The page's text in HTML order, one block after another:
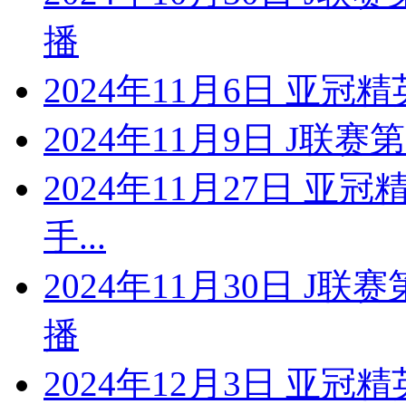
播
2024年11月6日 亚冠
2024年11月9日 J联赛
2024年11月27日 亚冠
手...
2024年11月30日 J联
播
2024年12月3日 亚冠